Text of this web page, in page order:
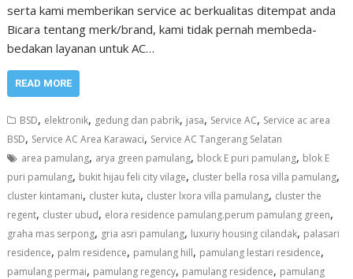
serta kami memberikan service ac berkualitas ditempat anda
Bicara tentang merk/brand, kami tidak pernah membeda-
bedakan layanan untuk AC…
READ MORE
BSD, elektronik, gedung dan pabrik, jasa, Service AC, Service ac area
BSD, Service AC Area Karawaci, Service AC Tangerang Selatan
area pamulang, arya green pamulang, block E puri pamulang, blok E
puri pamulang, bukit hijau feli city vilage, cluster bella rosa villa pamulang,
cluster kintamani, cluster kuta, cluster lxora villa pamulang, cluster the
regent, cluster ubud, elora residence pamulang.perum pamulang green,
graha mas serpong, gria asri pamulang, luxuriy housing cilandak, palasari
residence, palm residence, pamulang hill, pamulang lestari residence,
pamulang permai, pamulang regency, pamulang residence, pamulang